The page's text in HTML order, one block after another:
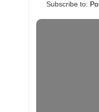
Subscribe to: